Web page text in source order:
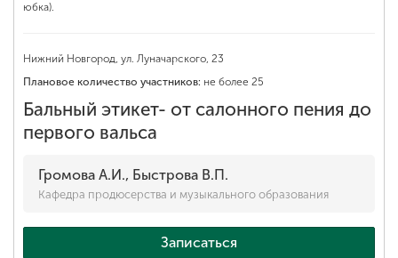
юбка).
Нижний Новгород, ул. Луначарского, 23
Плановое количество участников: не более 25
Бальный этикет- от салонного пения до
первого вальса
Громова А.И., Быстрова В.П.
Кафедра продюсерства и музыкального образования
Записаться